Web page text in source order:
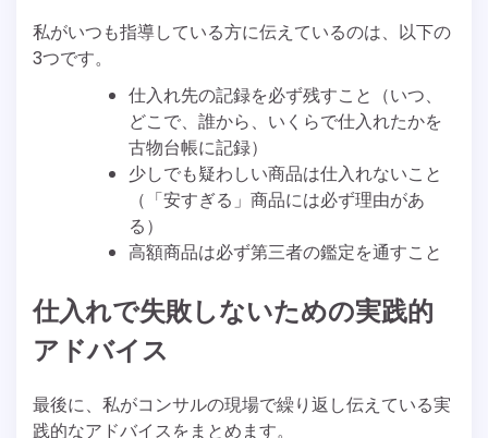
私がいつも指導している方に伝えているのは、以下の
3つです。
仕入れ先の記録を必ず残すこと（いつ、
どこで、誰から、いくらで仕入れたかを
古物台帳に記録）
少しでも疑わしい商品は仕入れないこと
（「安すぎる」商品には必ず理由があ
る）
高額商品は必ず第三者の鑑定を通すこと
仕入れで失敗しないための実践的
アドバイス
最後に、私がコンサルの現場で繰り返し伝えている実
践的なアドバイスをまとめます。